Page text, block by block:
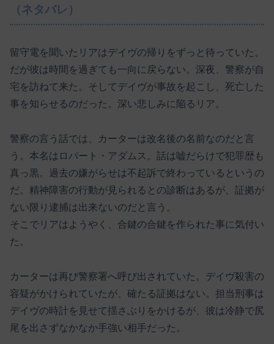
（ネタバレ）
留守電を聞いたリアはデイヴの帰りをずっと待っていた。
だが彼は時間を過ぎても一向に戻らない。深夜、警察が自
宅を訪ねて来た。そしてデイヴが事故を起こし、死亡した
事を知らせるのだった。深い悲しみに陥るリア。
警察の言う話では、カーターは改名後の名前なのだと言
う。本名はロバート・アダムス。話は嘘だらけで犯罪歴も
真っ黒。過去の嫌がらせは不起訴で終わっているというの
だ。精神障害の行動が見られるとの診断はあるが、証拠が
ない限り逮捕は出来ないのだと言う。
そこでリアはようやく、合鍵の合鍵を作られた事に気付い
た。
カーターは再び警察署へ呼び出されていた。デイヴ殺害の
容疑がかけられていたが、確たる証拠はない。担当刑事は
デイヴの時計を見せて揺さぶりをかけるが、彼は冷静で尻
尾を出さずなかなか手強い相手だった。